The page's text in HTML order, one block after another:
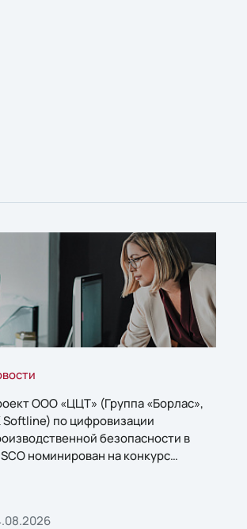
ООО «ЦЦТ» (Группа «Борлас»,
Softline) по цифровизации
безопасности в
номинирован на конкурс